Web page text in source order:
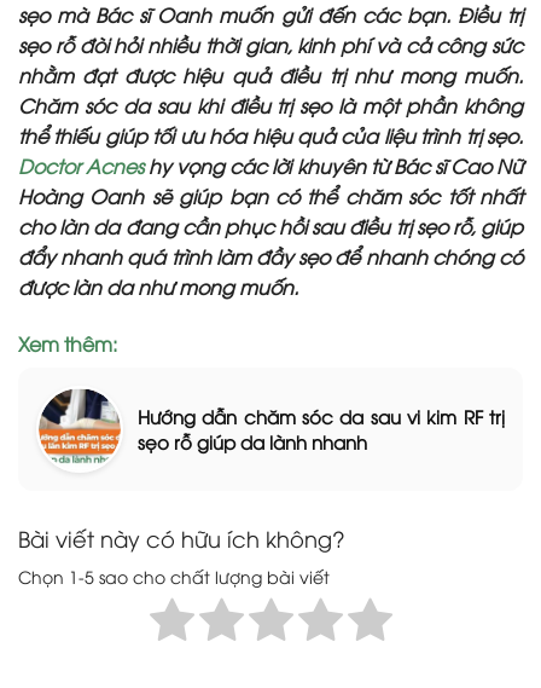
sẹo mà Bác sĩ Oanh muốn gửi đến các bạn. Điều trị
sẹo rỗ đòi hỏi nhiều thời gian, kinh phí và cả công sức
nhằm đạt được hiệu quả điều trị như mong muốn.
Chăm sóc da sau khi điều trị sẹo là một phần không
thể thiếu giúp tối ưu hóa hiệu quả của liệu trình trị sẹo.
Doctor Acneshy vọng các lời khuyên từ Bác sĩ Cao Nữ
Hoàng Oanh sẽ giúp bạn có thể chăm sóc tốt nhất
cho làn da đang cần phục hồi sau điều trị sẹo rỗ, giúp
đẩy nhanh quá trình làm đầy sẹo để nhanh chóng có
được làn da như mong muốn.
Xem thêm:
Hướng dẫn chăm sóc da sau vi kim RF trị
sẹo rỗ giúp da lành nhanh
Bài viết này có hữu ích không?
Chọn 1-5 sao cho chất lượng bài viết